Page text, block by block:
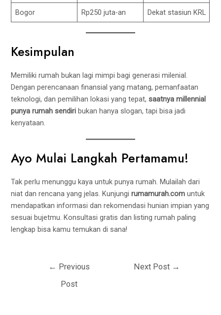
Bogor Rp250 juta-an Dekat stasiun KRL
Kesimpulan
Memiliki rumah bukan lagi mimpi bagi generasi milenial.
Dengan perencanaan finansial yang matang, pemanfaatan
teknologi, dan pemilihan lokasi yang tepat,saatnya millennial
punya rumah sendiri bukan hanya slogan, tapi bisa jadi
kenyataan.
Ayo Mulai Langkah Pertamamu!
Tak perlu menunggu kaya untuk punya rumah. Mulailah dari
niat dan rencana yang jelas. Kunjungirumamurah.com untuk
mendapatkan informasi dan rekomendasi hunian impian yang
sesuai bujetmu. Konsultasi gratis dan listing rumah paling
lengkap bisa kamu temukan di sana!
← Previous
Post
Next Post →